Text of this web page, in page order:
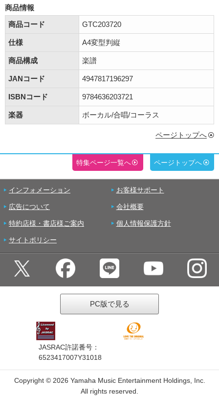
商品情報
商品コード
GTC203720
仕様 A4変型判縦
商品構成 楽譜
JANコード 4947817196297
ISBNコード 9784636203721
楽器 ボーカル/合唱/コーラス
ページトップへ
特集ページ一覧へ ページトップへ
インフォメーション お客様サポート
広告について 会社概要
特約店様・書店様ご案内 個人情報保護方針
サイトポリシー
PC版で見る
JASRAC許諾番号：
6523417007Y31018
Copyright © 2026 Yamaha Music Entertainment Holdings, Inc.
All rights reserved.